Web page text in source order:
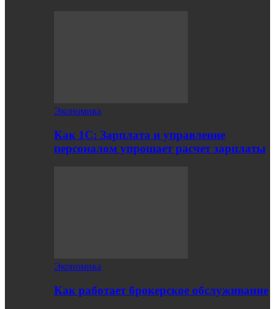
Экономика
Как 1С: Зарплата и управление
персоналом упрощает расчет зарплаты
Экономика
Как работает брокерское обслуживание